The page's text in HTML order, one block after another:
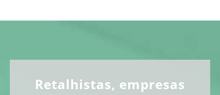
Retalhistas, empresas